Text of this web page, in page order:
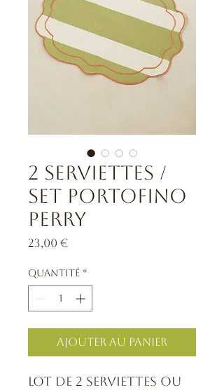
2 Serviettes /
Set Portofino
perry
23,00 €
Quantité *
Ajouter au panier
Lot de 2 serviettes ou